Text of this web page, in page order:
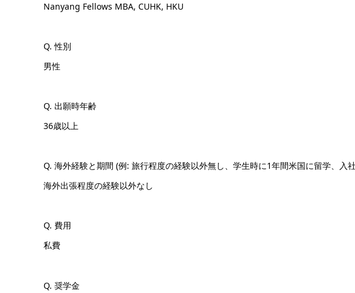
Nanyang Fellows MBA, CUHK, HKU
Q. 性別
男性
Q. 出願時年齢
36歳以上
Q. 海外経験と期間 (例: 旅行程度の経験以外無し、学生時に1年間米国に留学、入
海外出張程度の経験以外なし
Q. 費用
私費
Q. 奨学金